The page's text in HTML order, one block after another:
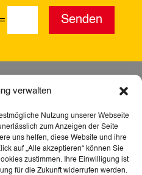
verwalten
Nutzung unserer Webseite
zum Anzeigen der Seite
uns helfen, diese Website und ihre
auf „Alle akzeptieren“ können Sie
zustimmen. Ihre Einwilligung ist
für die Zukunft widerrufen werden.
= Senden